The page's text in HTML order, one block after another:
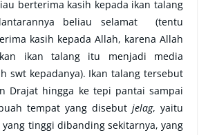
berterima kasih kepada ikan talang
beliau selamat (tentu
kasih kepada Allah, karena Allah
ikan talang itu menjadi media
swt kepadanya). Ikan talang tersebut
Drajat hingga ke tepi pantai sampai
tempat yang disebut jelag, yaitu
tinggi dibanding sekitarnya, yang